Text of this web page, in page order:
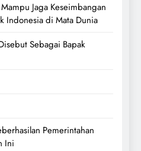
Jaga Keseimbangan
Indonesia di Mata Dunia
Sebagai Bapak
Pemerintahan
Ini